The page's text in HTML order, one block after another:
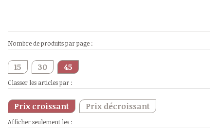
Nombre de produits par page :
15 30 45
Classer les articles par :
Prix croissant Prix décroissant
Afficher seulement les :